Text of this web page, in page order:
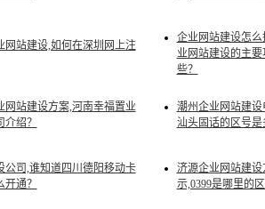
网站建设,如何在深圳网上注
企业网站建设怎么
业网站建设的主要
些？
网站建设方案,河南幸福置业
绍？
潮州企业网站建设
汕头固话的区号是
公司,谁知道四川德阳移动卡
开通？
济源企业网站建设
示,0399是哪里的